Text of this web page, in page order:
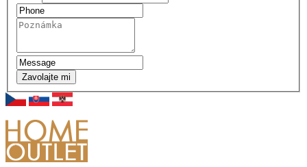
Zavolajte mi